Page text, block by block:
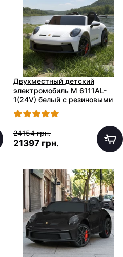
Двухместный детский
электромобиль M 6111AL-
1(24V) белый с резиновыми
колесами
24154 грн.
21397 грн.